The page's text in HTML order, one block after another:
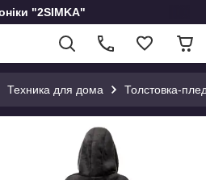
"2SIMKA"
Техника для дома Толстовка-